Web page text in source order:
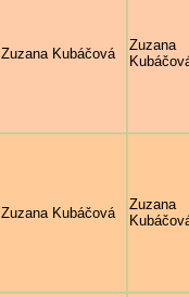
Zuzana Kubáčová
Zuzana
Zuzana Kubáčová
Zuzana